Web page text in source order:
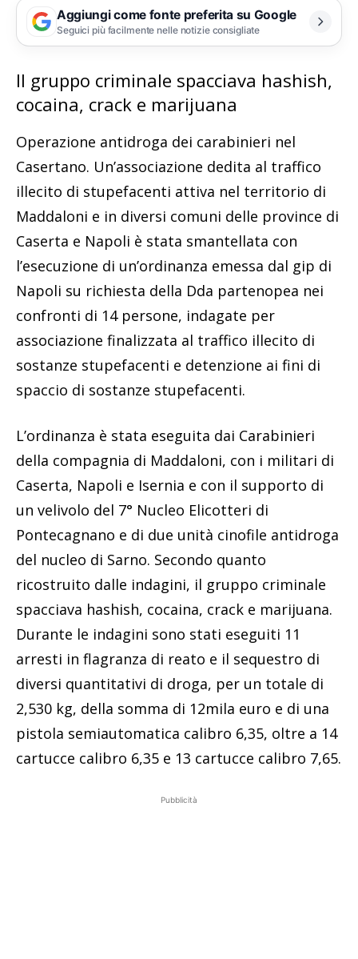
Aggiungi come fonte preferita su Google
Seguici più facilmente nelle notizie consigliate
Il gruppo criminale spacciava hashish,
cocaina, crack e marijuana
Operazione antidroga dei carabinieri nel
Casertano. Un’associazione dedita al traffico
illecito di stupefacenti attiva nel territorio di
Maddaloni e in diversi comuni delle province di
Caserta e Napoli è stata smantellata con
l’esecuzione di un’ordinanza emessa dal gip di
Napoli su richiesta della Dda partenopea nei
confronti di 14 persone, indagate per
associazione finalizzata al traffico illecito di
sostanze stupefacenti e detenzione ai fini di
spaccio di sostanze stupefacenti.
L’ordinanza è stata eseguita dai Carabinieri
della compagnia di Maddaloni, con i militari di
Caserta, Napoli e Isernia e con il supporto di
un velivolo del 7° Nucleo Elicotteri di
Pontecagnano e di due unità cinofile antidroga
del nucleo di Sarno. Secondo quanto
ricostruito dalle indagini, il gruppo criminale
spacciava hashish, cocaina, crack e marijuana.
Durante le indagini sono stati eseguiti 11
arresti in flagranza di reato e il sequestro di
diversi quantitativi di droga, per un totale di
2,530 kg, della somma di 12mila euro e di una
pistola semiautomatica calibro 6,35, oltre a 14
cartucce calibro 6,35 e 13 cartucce calibro 7,65.
Pubblicità